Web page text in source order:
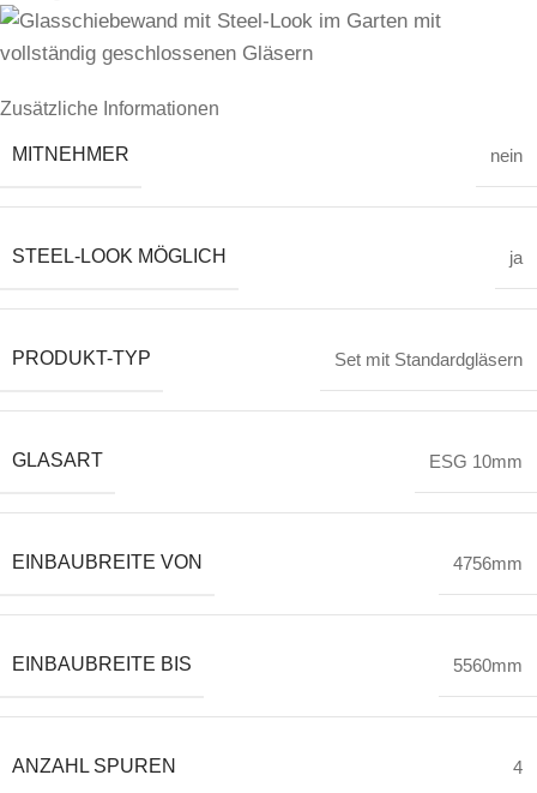
Zusätzliche Informationen
MITNEHMER nein
STEEL-LOOK MÖGLICH ja
PRODUKT-TYP Set mit Standardgläsern
GLASART ESG 10mm
EINBAUBREITE VON 4756mm
EINBAUBREITE BIS 5560mm
ANZAHL SPUREN 4